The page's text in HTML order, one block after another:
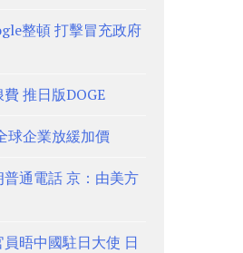
整頓 打擊冒充政府
推日版DOGE
球企業放緩加價
通電話 京：由美方
晤中國駐日大使 日